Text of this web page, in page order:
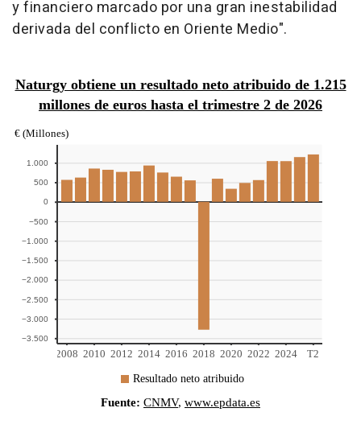
y financiero marcado por una gran inestabilidad
derivada del conflicto en Oriente Medio".